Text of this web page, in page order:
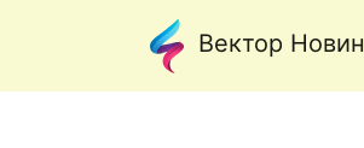
Вектор Новин